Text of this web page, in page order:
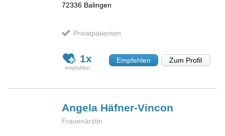
72336 Balingen
Privatpatienten
1x Empfehlen Zum Profil
Angela Häfner-Vincon
Frauenärztin